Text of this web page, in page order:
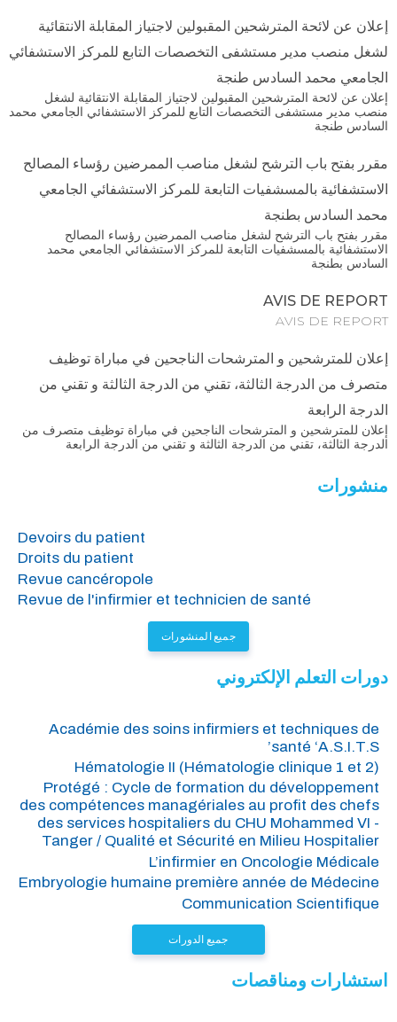
إعلان عن لائحة المترشحين المقبولين لاجتياز المقابلة الانتقائية
لشغل منصب مدير مستشفى التخصصات التابع للمركز الاستشفائي
الجامعي محمد السادس طنجة
إعلان عن لائحة المترشحين المقبولين لاجتياز المقابلة الانتقائية لشغل
منصب مدير مستشفى التخصصات التابع للمركز الاستشفائي الجامعي محمد
السادس طنجة
مقرر بفتح باب الترشح لشغل مناصب الممرضين رؤساء المصالح
الاستشفائية بالمسشفيات التابعة للمركز الاستشفائي الجامعي
محمد السادس بطنجة
مقرر بفتح باب الترشح لشغل مناصب الممرضين رؤساء المصالح
الاستشفائية بالمسشفيات التابعة للمركز الاستشفائي الجامعي محمد
السادس بطنجة
AVIS DE REPORT
AVIS DE REPORT
إعلان للمترشحين و المترشحات الناجحين في مباراة توظيف
متصرف من الدرجة الثالثة، تقني من الدرجة الثالثة و تقني من
الدرجة الرابعة
إعلان للمترشحين و المترشحات الناجحين في مباراة توظيف متصرف من
الدرجة الثالثة، تقني من الدرجة الثالثة و تقني من الدرجة الرابعة
منشورات
Devoirs du patient
Droits du patient
Revue cancéropole
Revue de l'infirmier et technicien de santé
جميع المنشورات
دورات التعلم الإلكتروني
Académie des soins infirmiers et techniques de
santé ‘A.S.I.T.S’
Hématologie II (Hématologie clinique 1 et 2)
Protégé : Cycle de formation du développement
des compétences managériales au profit des chefs
des services hospitaliers du CHU Mohammed VI -
Tanger / Qualité et Sécurité en Milieu Hospitalier
L’infirmier en Oncologie Médicale
Embryologie humaine première année de Médecine
Communication Scientifique
جميع الدورات
استشارات ومناقصات